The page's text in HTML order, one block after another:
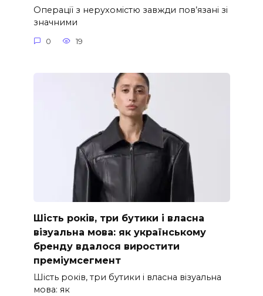
Операції з нерухомістю завжди пов’язані зі
значними
0 19
Шість років, три бутики і власна
візуальна мова: як українському
бренду вдалося виростити
преміумсегмент
Шість років, три бутики і власна візуальна
мова: як